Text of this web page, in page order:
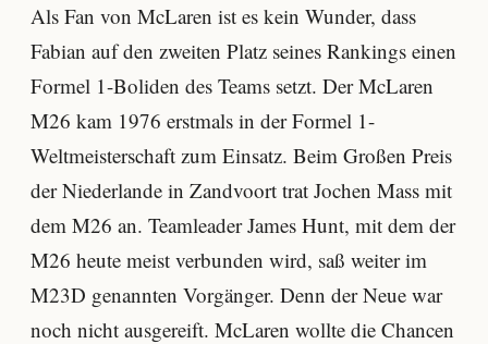
Als Fan von McLaren ist es kein Wunder, dass
Fabian auf den zweiten Platz seines Rankings einen
Formel 1-Boliden des Teams setzt. Der McLaren
M26 kam 1976 erstmals in der Formel 1-
Weltmeisterschaft zum Einsatz. Beim Großen Preis
der Niederlande in Zandvoort trat Jochen Mass mit
dem M26 an. Teamleader James Hunt, mit dem der
M26 heute meist verbunden wird, saß weiter im
M23D genannten Vorgänger. Denn der Neue war
noch nicht ausgereift. McLaren wollte die Chancen